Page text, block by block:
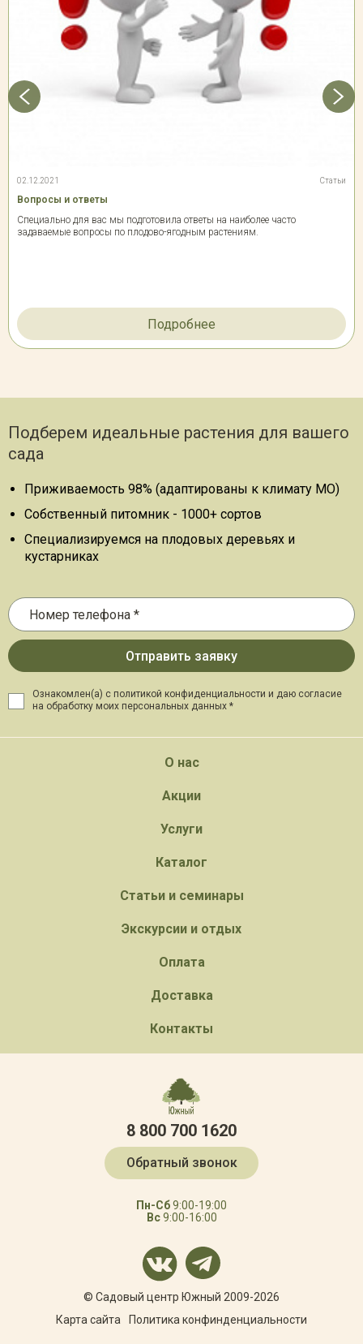
02.12.2021 Статьи
Вопросы и ответы
Специально для вас мы подготовила ответы на наиболее часто
задаваемые вопросы по плодово-ягодным растениям.
Подробнее
Подберем идеальные растения для вашего
сада
Приживаемость 98% (адаптированы к климату МО)
Собственный питомник - 1000+ сортов
Специализируемся на плодовых деревьях и
кустарниках
Ознакомлен(а) с политикой конфиденциальности и даю согласие
на обработку моих персональных данных *
О нас
Акции
Услуги
Каталог
Статьи и семинары
Экскурсии и отдых
Оплата
Доставка
Контакты
8 800 700 1620
Обратный звонок
Пн-Сб9:00-19:00
Вс9:00-16:00
© Садовый центр Южный 2009-2026
Карта сайта
Политика конфинденциальности